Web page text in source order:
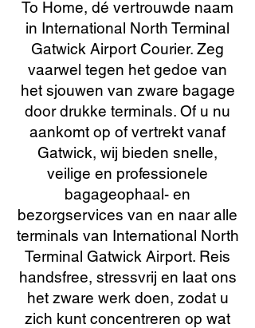
To Home, dé vertrouwde naam
in International North Terminal
Gatwick Airport Courier. Zeg
vaarwel tegen het gedoe van
het sjouwen van zware bagage
door drukke terminals. Of u nu
aankomt op of vertrekt vanaf
Gatwick, wij bieden snelle,
veilige en professionele
bagageophaal- en
bezorgservices van en naar alle
terminals van International North
Terminal Gatwick Airport. Reis
handsfree, stressvrij en laat ons
het zware werk doen, zodat u
zich kunt concentreren op wat